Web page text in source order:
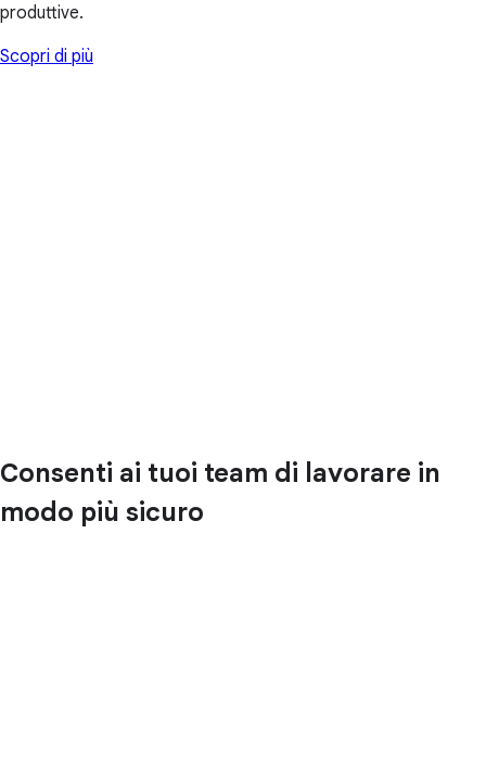
produttive.
Scopri di più
Consenti ai tuoi team di lavorare in
modo più sicuro